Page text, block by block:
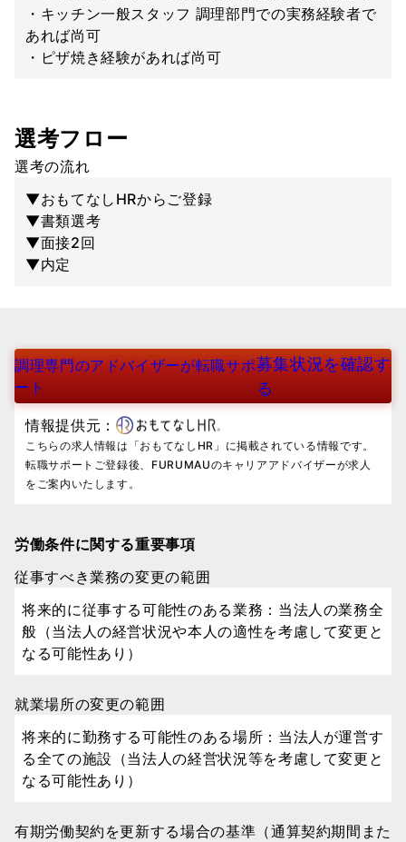
・キッチン一般スタッフ 調理部門での実務経験者で
あれば尚可
・ピザ焼き経験があれば尚可
選考フロー
選考の流れ
▼おもてなしHRからご登録
▼書類選考
▼面接2回
▼内定
調理専門のアドバイザーが転職サポ
ート
募集状況を確認す
る
情報提供元：
こちらの求人情報は「おもてなしHR」に掲載されている情報です。
転職サポートご登録後、FURUMAUのキャリアアドバイザーが求人
をご案内いたします。
労働条件に関する重要事項
従事すべき業務の変更の範囲
将来的に従事する可能性のある業務：当法人の業務全
般（当法人の経営状況や本人の適性を考慮して変更と
なる可能性あり）
就業場所の変更の範囲
将来的に勤務する可能性のある場所：当法人が運営す
る全ての施設（当法人の経営状況等を考慮して変更と
なる可能性あり）
有期労働契約を更新する場合の基準（通算契約期間また